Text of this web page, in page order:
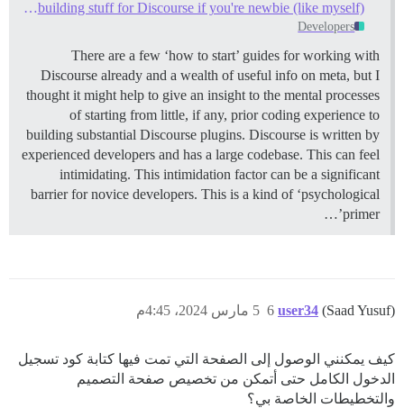
Learn how to start building stuff for Discourse if you're newbie (like myself)
Developers
There are a few ‘how to start’ guides for working with
Discourse already and a wealth of useful info on meta, but I
thought it might help to give an insight to the mental processes
of starting from little, if any, prior coding experience to
building substantial Discourse plugins. Discourse is written by
experienced developers and has a large codebase. This can feel
intimidating. This intimidation factor can be a significant
barrier for novice developers. This is a kind of ‘psychological
primer’…
user34 (Saad Yusuf) 5 مارس 2024، 4:45م 6
كيف يمكنني الوصول إلى الصفحة التي تمت فيها كتابة كود تسجيل
الدخول الكامل حتى أتمكن من تخصيص صفحة التصميم
والتخطيطات الخاصة بي؟